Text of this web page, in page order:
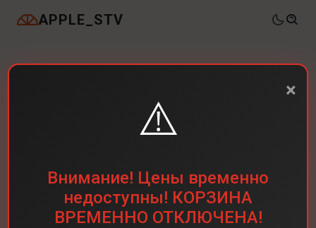
APPLE_STV
×
⚠️
Внимание! Цены временно
недоступны! КОРЗИНА
ВРЕМЕННО ОТКЛЮЧЕНА!